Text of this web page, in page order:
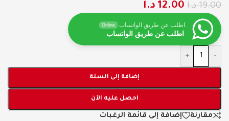
19.00 د.ا 12.00 د.ا
اطلب عن طريق الواتساب Online
اطلب عن طريق الواتساب
-
+
إضافة إلى السلة
احصل عليه الآن
مقارنة
إضافة إلى قائمة الرغبات